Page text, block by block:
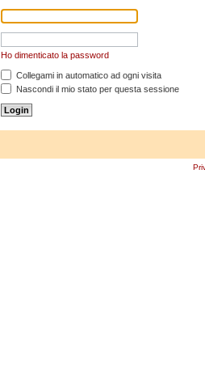
Ho dimenticato la password
Collegami in automatico ad ogni visita
Nascondi il mio stato per questa sessione